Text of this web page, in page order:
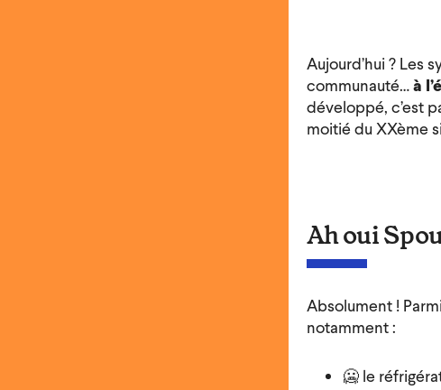
Aujourd’hui ? Les
communauté…à
développé, c’est
moitié du XXème
Ah oui
Absolument !
notamment :
🥶 le